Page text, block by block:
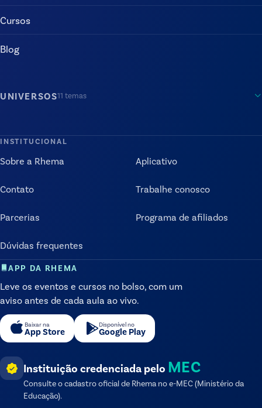
Cursos
Blog
UNIVERSOS11 temas
INSTITUCIONAL
Sobre a Rhema Aplicativo
Contato Trabalhe conosco
Parcerias Programa de afiliados
Dúvidas frequentes
APP DA RHEMA
Leve os eventos e cursos no bolso, com um
aviso antes de cada aula ao vivo.
Baixar na
App Store
Disponível no
Google Play
Instituição credenciada pelo MEC
Consulte o cadastro oficial de Rhema no e-MEC (Ministério da
Educação).